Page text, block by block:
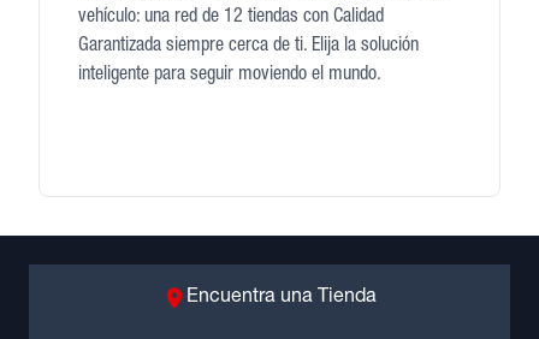
vehículo: una red de 12 tiendas con Calidad
Garantizada siempre cerca de ti. Elija la solución
inteligente para seguir moviendo el mundo.
Encuentra una Tienda